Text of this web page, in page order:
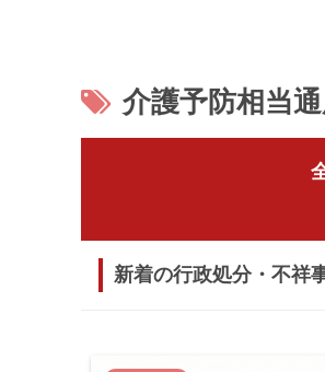
介護予防相当
新着の行政処分・不祥